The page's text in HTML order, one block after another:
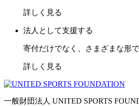
詳しく見る
法人として支援する
寄付だけでなく、さまざまな形
詳しく見る
一般財団法人 UNITED SPORTS